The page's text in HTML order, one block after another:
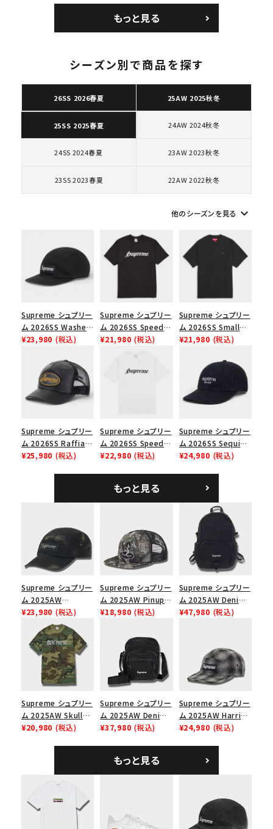
キーワードから探す
人気ワード 2026SS 2025AW
キャップ・ハット
パーカー・クルーネック
カテゴリーから探す
シーズンから探す
価格から探す
円
在庫のない商品を表示する
カー ホワイト 白
もっと見る
シーズン別で商品を探す
26SS 2026春夏 25AW 2025秋冬
25SS 2025春夏 24AW 2024秋冬
24SS 2024春夏 23AW 2023秋冬
23SS 2023春夏 22AW 2022秋冬
他のシーズンを見る keyboard_arrow_down
Supreme シュプリー
ム 2026SS Washed
Chino Twill Camp
ノツイル キャンプキャ
ップ ブラック
¥23,980 (税込)
Supreme シュプリー
ム 2026SS Speed
Tee スピードTシャツ
¥21,980 (税込)
Supreme シュプリー
ム 2026SS Small
Box Tee スモールボ
¥21,980 (税込)
Supreme シュプリー
ム 2026SS Raffia
Mesh Back 5-Panel
¥25,980 (税込)
Supreme シュプリー
ム 2026SS Speed
Tee スピードTシャツ
¥22,980 (税込)
Supreme シュプリー
ム 2026SS Sequin
Denim Classic
シックロゴ 6パネルキ
ャップ ブラック
¥24,980 (税込)
もっと見る
Supreme シュプリー
ム 2025AW
Overdyed Camp
Cap オーバーダイド
キャンプキャップ ブ
ラック
¥23,980 (税込)
Supreme シュプリー
ム 2025AW Pinup
Mesh Back 5-Panel
ュバック 5パネルキャ
ップ トゥルーティン
バーHTC フォールカ
¥18,980 (税込)
Supreme シュプリー
ム 2025AW Denim
Backpack デニム バ
¥47,980 (税込)
Supreme シュプリー
ム 2025AW Skull
Tee スカル Tシャ
¥20,980 (税込)
Supreme シュプリー
ム 2025AW Denim
Shoulder Bag デニ
¥37,980 (税込)
Supreme シュプリー
ム 2025AW Harris
Tweed Camp Cap
¥24,980 (税込)
もっと見る